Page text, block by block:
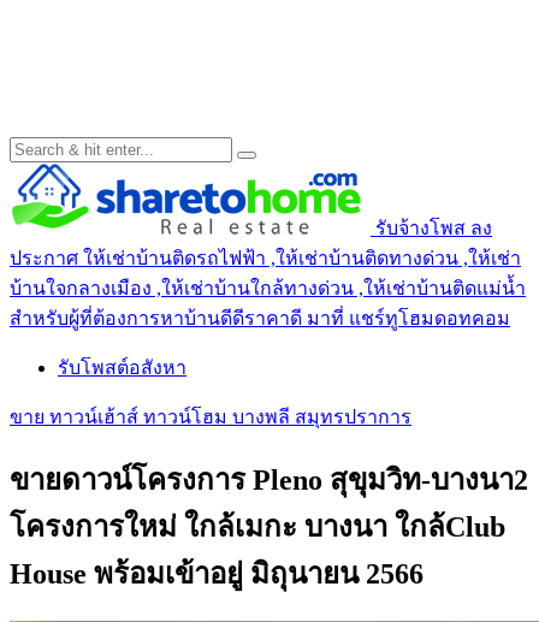
รับจ้างโพส ลง
ประกาศ ให้เช่าบ้านติดรถไฟฟ้า ,ให้เช่าบ้านติดทางด่วน ,ให้เช่า
บ้านใจกลางเมือง ,ให้เช่าบ้านใกล้ทางด่วน ,ให้เช่าบ้านติดแม่น้ำ
สำหรับผู้ที่ต้องการหาบ้านดีดีราคาดี มาที่ แชร์ทูโฮมดอทคอม
รับโพสต์อสังหา
ขาย ทาวน์เฮ้าส์ ทาวน์โฮม บางพลี สมุทรปราการ
ขายดาวน์โครงการ Pleno สุขุมวิท-บางนา2
โครงการใหม่ ใกล้เมกะ บางนา ใกล้Club
House พร้อมเข้าอยู่ มิถุนายน 2566